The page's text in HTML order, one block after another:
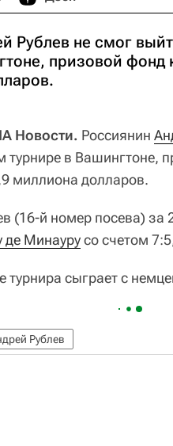
Рублев не смог
призовой фонд
Новости. Россиянин
турнире в Вашингтоне,
миллиона долларов.
(16-й номер посева) за
де Минаурусо счетом
турнира сыграет с
Рублев